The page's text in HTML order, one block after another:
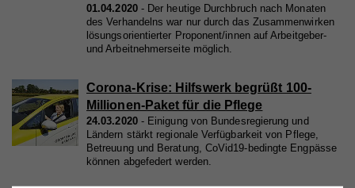
01.04.2020
Der heutige Durchbruch nach Monaten
des Verhandelns war nur durch das Zusammenwirken
lösungsorientierter Proponent/innen auf Arbeitgeber-
und Arbeitnehmerseite möglich.
Corona-Krise: Hilfswerk begrüßt 100-
Millionen-Paket für die Pflege
24.03.2020
Einigung von Bundesregierung und
Ländern stärkt regionale Verfügbarkeit von Pflege,
Betreuung und Beratung, CoVid19-bedingte Engpässe
können abgefedert werden.